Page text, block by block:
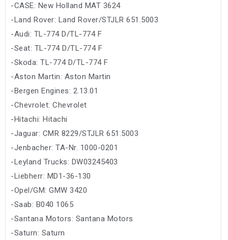
-CASE: New Holland MAT 3624
-Land Rover: Land Rover/STJLR 651.5003
-Audi: TL-774 D/TL-774 F
-Seat: TL-774 D/TL-774 F
-Skoda: TL-774 D/TL-774 F
-Aston Martin: Aston Martin
-Bergen Engines: 2.13.01
-Chevrolet: Chevrolet
-Hitachi: Hitachi
-Jaguar: CMR 8229/STJLR 651.5003
-Jenbacher: TA-Nr. 1000-0201
-Leyland Trucks: DW03245403
-Liebherr: MD1-36-130
-Opel/GM: GMW 3420
-Saab: B040 1065
-Santana Motors: Santana Motors
-Saturn: Saturn